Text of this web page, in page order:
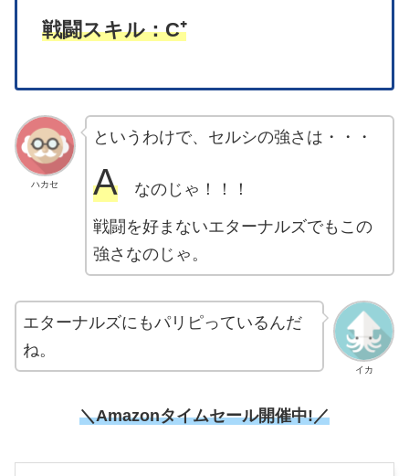
戦闘スキル：C⁺
ハカセ
というわけで、セルシの強さは・・・
Aなのじゃ！！！
戦闘を好まないエターナルズでもこの
強さなのじゃ。
イカ
エターナルズにもパリピっているんだ
ね。
＼Amazonタイムセール開催中!／